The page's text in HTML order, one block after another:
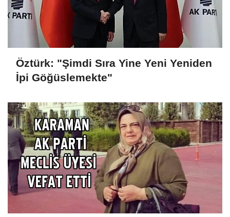
Öztürk: "Şimdi Sıra Yine Yeni Yeniden
İpi Göğüslemekte"